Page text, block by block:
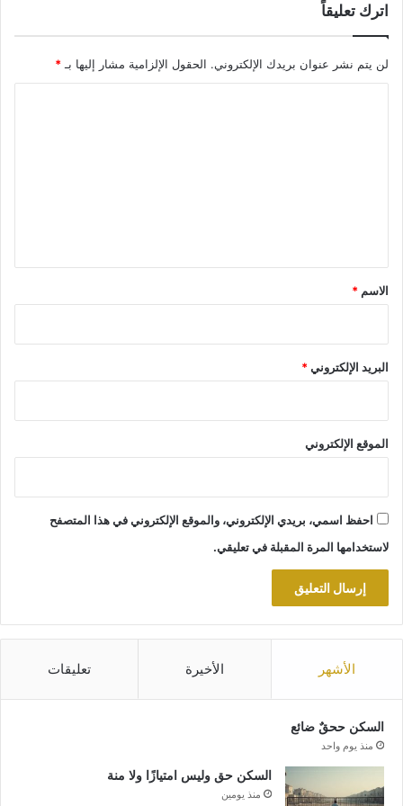
اترك تعليقاً
لن يتم نشر عنوان بريدك الإلكتروني. الحقول الإلزامية مشار إليها بـ*
*
الاسم *
البريد الإلكتروني*
الموقع الإلكتروني
احفظ اسمي، بريدي الإلكتروني، والموقع الإلكتروني في هذا المتصفح
لاستخدامها المرة المقبلة في تعليقي.
الأشهر الأخيرة تعليقات
السكن ححقٌ ضائع
منذ يوم واحد
السكن حق وليس امتيازًا ولا منة
منذ يومين